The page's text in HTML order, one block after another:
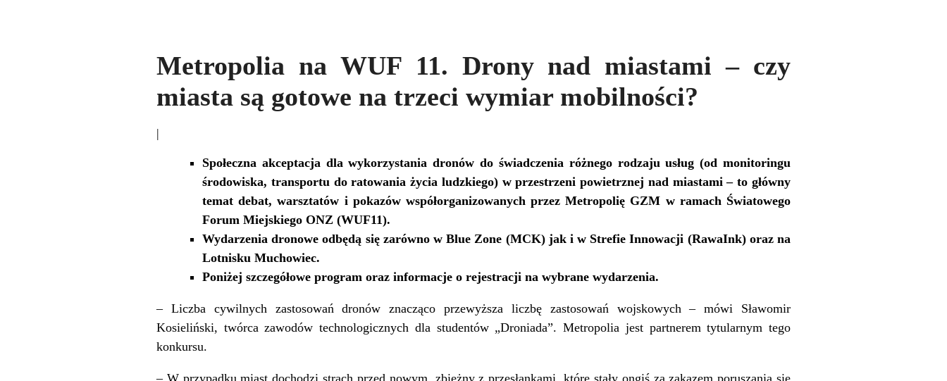
Metropolia na WUF 11. Drony nad miastami – czy
miasta są gotowe na trzeci wymiar mobilności?
|
Społeczna akceptacja dla wykorzystania dronów do świadczenia różnego rodzaju usług (od monitoringu
środowiska, transportu do ratowania życia ludzkiego) w przestrzeni powietrznej nad miastami – to główny
temat debat, warsztatów i pokazów współorganizowanych przez Metropolię GZM w ramach Światowego
Forum Miejskiego ONZ (WUF11).
Wydarzenia dronowe odbędą się zarówno w Blue Zone (MCK) jak i w Strefie Innowacji (RawaInk) oraz na
Lotnisku Muchowiec.
Poniżej szczegółowe program oraz informacje o rejestracji na wybrane wydarzenia.
– Liczba cywilnych zastosowań dronów znacząco przewyższa liczbę zastosowań wojskowych – mówi Sławomir
Kosieliński, twórca zawodów technologicznych dla studentów „Droniada”. Metropolia jest partnerem tytularnym tego
konkursu.
– W przypadku miast dochodzi strach przed nowym, zbieżny z przesłankami, które stały ongiś za zakazem poruszania się